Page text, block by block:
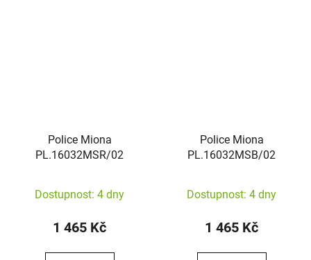
Police Miona
PL.16032MSR/02
Dostupnost: 4 dny
1 465 Kč
Police Miona
PL.16032MSB/02
Dostupnost: 4 dny
1 465 Kč